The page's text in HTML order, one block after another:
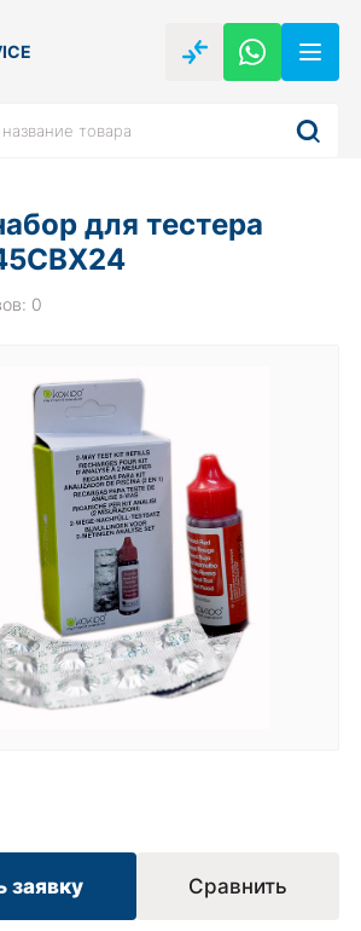
для тестера
0
заявку Сравнить